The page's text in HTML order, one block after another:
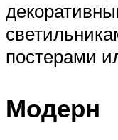
постерами
Модерн